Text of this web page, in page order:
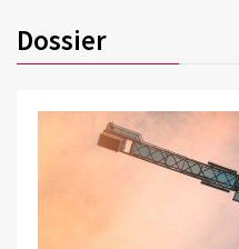
Dossier